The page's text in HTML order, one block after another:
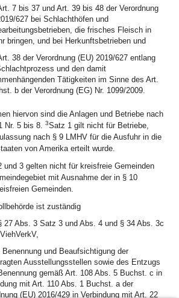
7 bis 37 und Art. 39 bis 48 der Verordnung
627 bei Schlachthöfen und
die frisches Fleisch in
bringen, und bei Herkunftsbetrieben und
38 der Verordnung (EU) 2019/627 entlang
und den damit
Tätigkeiten im Sinne des Art.
b der Verordnung (EG) Nr. 1099/2009.
hiervon sind die Anlagen und Betriebe nach
Nr. 5 bis 8. 3Satz 1 gilt nicht für Betriebe,
nach § 9 LMHV für die Ausfuhr in die
von Amerika erteilt wurde.
und 3 gelten nicht für kreisfreie Gemeinden
mit Ausnahme der in § 10
Gemeinden.
ist zuständig
27 Abs. 3 Satz 3 und Abs. 4 und § 34 Abs. 3c
Benennung und Beaufsichtigung der
Ausstellungsstellen sowie des Entzugs
gemäß Art. 108 Abs. 5 Buchst. c in
mit Art. 110 Abs. 1 Buchst. a der
(EU) 2016/429 in Verbindung mit Art. 22